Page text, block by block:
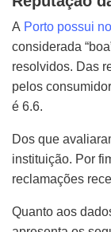
A Porto possui
considerada
resolvidos. Das
pelos
é 6.6.
Dos que
instituição. Por
reclamações
Quanto aos